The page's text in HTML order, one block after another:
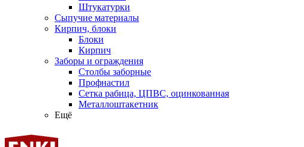
Штукатурки
Сыпучие материалы
Кирпич, блоки
Блоки
Кирпич
Заборы и ограждения
Столбы заборные
Профнастил
Сетка рабица, ЦПВС, оцинкованная
Металлоштакетник
Ещё